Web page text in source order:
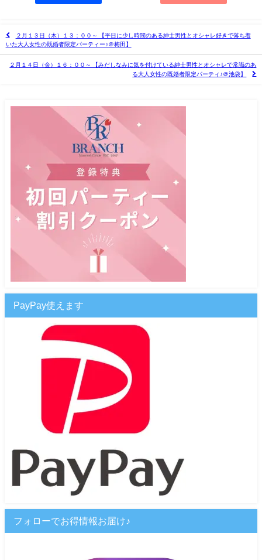
２月１３日（木）１３：００～ 【平日に少し時間のある紳士男性とオシャレ好きで落ち着
いた大人女性の既婚者限定パーティー♪＠梅田】
２月１４日（金）１６：００～ 【みだしなみに気を付けている紳士男性とオシャレで常識のあ
る大人女性の既婚者限定パーティ♪＠池袋】
PayPay使えます
フォローでお得情報お届け♪